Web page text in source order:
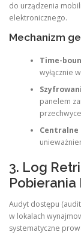
do urządzenia
elektronicznego.
Mechanizm
Time-
wyłącznie
panelem
Centralne
3. Log
Audyt dostępu
w lokalach
systematyczne